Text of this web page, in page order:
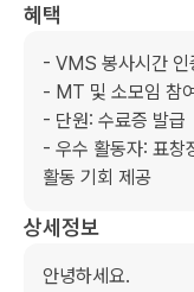
혜택
- VMS 봉사시간 인
- MT 및 소모임 참
- 단원: 수료증 발급
- 우수 활동자: 표창
활동 기회 제공
상세정보
안녕하세요.